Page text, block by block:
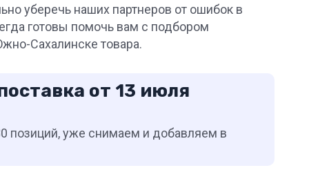
уберечь наших партнеров от ошибок в
готовы помочь вам с подбором
Сахалинске товара.
от 13 июля
позиций, уже снимаем и добавляем в